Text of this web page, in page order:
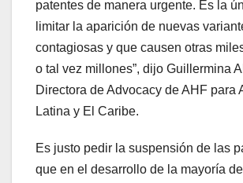
patentes de manera urgente. Es la
limitar la aparición de nuevas
contagiosas y que causen otras
o tal vez millones”, dijo Guillermina
Directora de Advocacy de AHF para
Latina y El Caribe.
Es justo pedir la suspensión de las
que en el desarrollo de la mayoría